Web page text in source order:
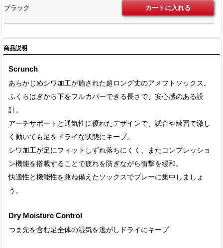
ブラック
商品説明
Scrunch
あらかじめシワ加工が施された超ロング丈のアメフトソックス。
ふくらはぎから下をフルカバーできる長さで、安心感のある設
計。
アーチサポートと通気性に優れたデザインで、試合や練習で激し
く動いても足をドライな状態にキープ。
シワ加工が足にフィットしずれ落ちにくく、またコンプレッショ
ン機能を搭載することで疲れを防ぎながら衝撃を緩和。
快適性と機能性を兼ね備えたソックスでプレーに集中しましょ
う。
Dry Moisture Control
つま先を含む足全体の湿気を逃がしドライにキープ